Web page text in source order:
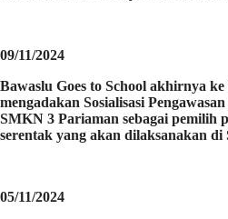
09/11/2024
Bawaslu Goes to School akhirnya
mengadakan Sosialisasi
SMKN 3 Pariaman sebagai pemilih
serentak yang akan dilaksanakan di
05/11/2024